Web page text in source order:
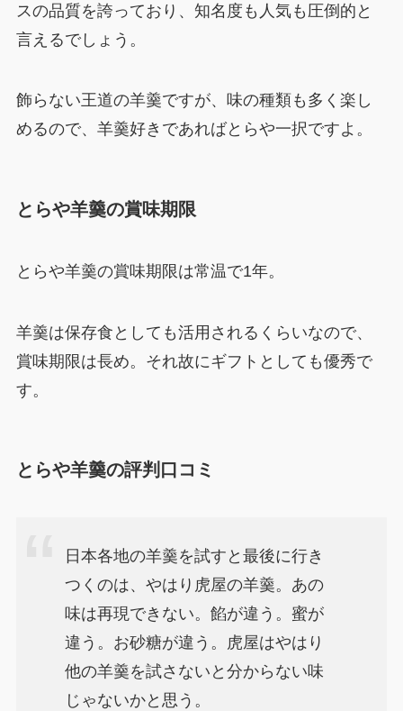
スの品質を誇っており、知名度も人気も圧倒的と
言えるでしょう。
飾らない王道の羊羹ですが、味の種類も多く楽し
めるので、羊羹好きであればとらや一択ですよ。
とらや羊羹の賞味期限
とらや羊羹の賞味期限は常温で1年。
羊羹は保存食としても活用されるくらいなので、
賞味期限は長め。それ故にギフトとしても優秀で
す。
とらや羊羹の評判口コミ
日本各地の羊羹を試すと最後に行き
つくのは、やはり虎屋の羊羹。あの
味は再現できない。餡が違う。蜜が
違う。お砂糖が違う。虎屋はやはり
他の羊羹を試さないと分からない味
じゃないかと思う。